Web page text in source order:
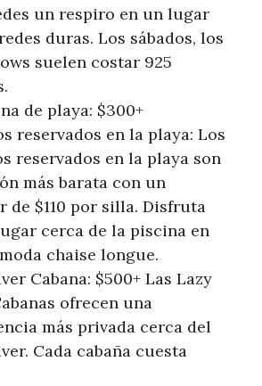
un respiro en un lugar
duras. Los sábados, los
suelen costar 925
de playa: $300+
reservados en la playa: Los
reservados en la playa son
más barata con un
de $110 por silla. Disfruta
cerca de la piscina en
chaise longue.
Cabana: $500+ Las Lazy
ofrecen una
más privada cerca del
Cada cabaña cuesta